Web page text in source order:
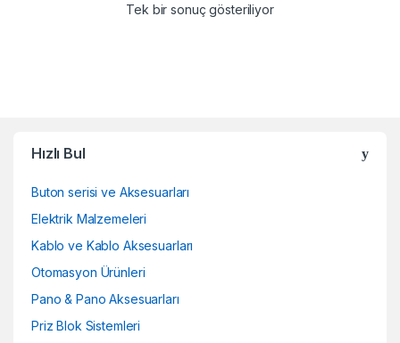
Tek bir sonuç gösteriliyor
Hızlı Bul
Buton serisi ve Aksesuarları
Elektrik Malzemeleri
Kablo ve Kablo Aksesuarları
Otomasyon Ürünleri
Pano & Pano Aksesuarları
Priz Blok Sistemleri